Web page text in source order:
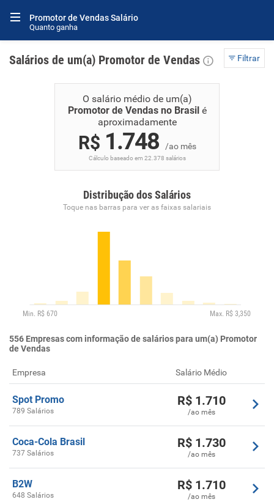
Promotor de Vendas Salário
Quanto ganha
Salários de um(a) Promotor de Vendas Filtrar
O salário médio de um(a)
Promotor de Vendas no Brasil é
aproximadamente
R$ 1.748 /ao mês
Cálculo baseado em 22.378 salários
Distribução dos Salários
Toque nas barras para ver as faixas salariais
556 Empresas com informação de salários para um(a) Promotor
de Vendas
Empresa Salário Médio
Spot Promo
789 Salários
R$1.710
/ao mês
Coca-Cola Brasil
737 Salários
R$1.730
/ao mês
B2W
648 Salários
R$1.710
/ao mês